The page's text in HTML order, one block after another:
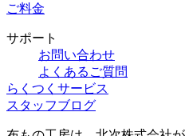
ご料金
サポート
お問い合わせ
よくあるご質問
らくつくサービス
スタッフブログ